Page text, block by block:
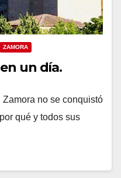
ZAMORA
un día.
no se conquistó
qué y todos sus